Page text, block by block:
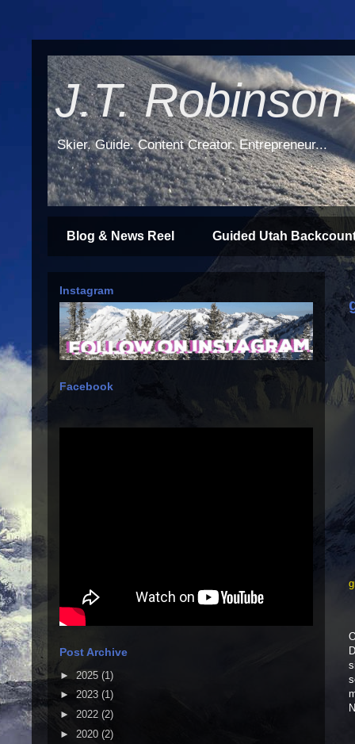
J.T. Robinson
Skier. Guide. Content Creator. Entrepreneur...
Blog & News Reel Guided Utah
Instagram
Facebook
Post Archive
► 2025 (1)
► 2023 (1)
► 2022 (2)
► 2020 (2)